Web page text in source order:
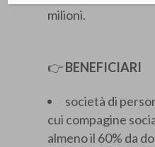
milioni.
👉BENEFICIARI
società di
cui compagine
almeno il 60% da